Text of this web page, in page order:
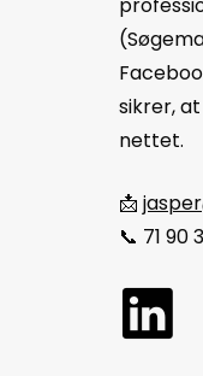
sikrer,
nettet.
📩
📞 71 90